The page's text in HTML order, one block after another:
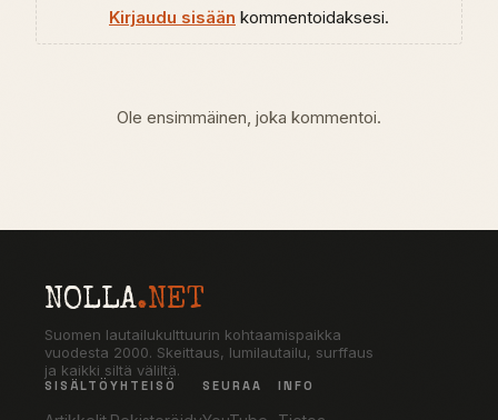
Kirjaudu sisään kommentoidaksesi.
Ole ensimmäinen, joka kommentoi.
NOLLA.NET
Suomen lautailukulttuurin kohtaamispaikka
vuodesta 2000. Skeittaus, lumilautailu, surffaus
ja kaikki siltä väliltä.
SISÄLTÖ YHTEISÖ SEURAA INFO